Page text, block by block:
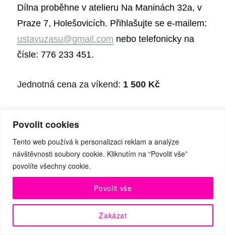
Povolit cookies
Tento web používá k personalizaci reklam a analýze
návštěvnosti soubory cookie. Kliknutím na “Povolit vše”
povolíte všechny cookie.
Zakázat
Povolit vše
Dílna proběhne v atelieru Na Maninách 32a, v
Praze 7, Holešovicích. Přihlašujte se e-mailem:
ustavuzasu@gmail.com nebo telefonicky na
čísle: 776 233 451.
Jednotná cena za víkend: 1 500 Kč
Bližší informace:http://ustavuzasu.cz/
TANEČNÍ MAGAZÍN
21 března, 2019 Rubriky:
Novinky z tanečního světa
500 Kč,776 233 451,DAMU,dramaturgická a výtvarná rozvaha,